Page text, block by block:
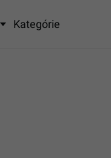
Kategórie